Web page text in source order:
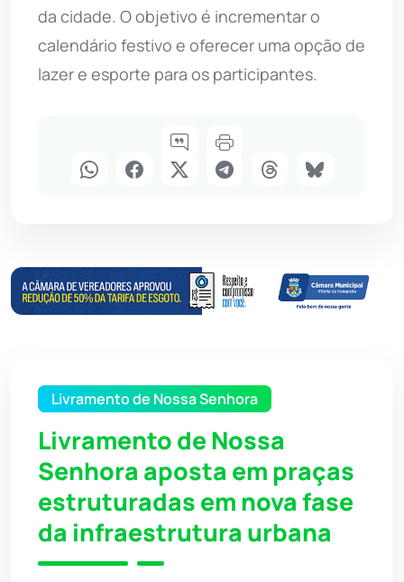
da cidade. O objetivo é incrementar o
calendário festivo e oferecer uma opção de
lazer e esporte para os participantes.
Livramento de Nossa Senhora
Livramento de Nossa
Senhora aposta em praças
estruturadas em nova fase
da infraestrutura urbana